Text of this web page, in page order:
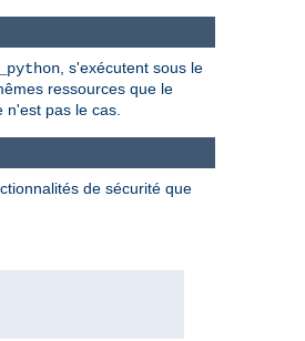
, s'exécutent sous le
ressources que le
n'est pas le cas.
de sécurité que